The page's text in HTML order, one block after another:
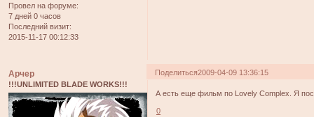
Провел на форуме:
7 дней 0 часов
Последний визит:
2015-11-17 00:12:33
Поделиться2009-04-09 13:36:15
Арчер
!!!UNLIMITED BLADE WORKS!!!
А есть еще фильм по Lovely Complex. Я
0